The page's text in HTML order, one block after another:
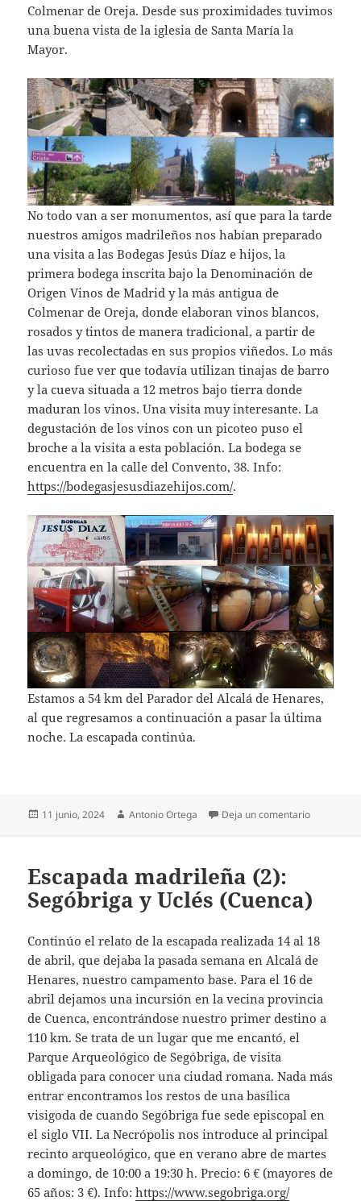
Colmenar de Oreja. Desde sus proximidades tuvimos
una buena vista de la iglesia de Santa María la
Mayor.
No todo van a ser monumentos, así que para la tarde
nuestros amigos madrileños nos habían preparado
una visita a las Bodegas Jesús Díaz e hijos, la
primera bodega inscrita bajo la Denominación de
Origen Vinos de Madrid y la más antigua de
Colmenar de Oreja, donde elaboran vinos blancos,
rosados y tintos de manera tradicional, a partir de
las uvas recolectadas en sus propios viñedos. Lo más
curioso fue ver que todavía utilizan tinajas de barro
y la cueva situada a 12 metros bajo tierra donde
maduran los vinos. Una visita muy interesante. La
degustación de los vinos con un picoteo puso el
broche a la visita a esta población. La bodega se
encuentra en la calle del Convento, 38. Info:
https://bodegasjesusdiazehijos.com/.
Estamos a 54 km del Parador del Alcalá de Henares,
al que regresamos a continuación a pasar la última
noche. La escapada continúa.
Publicado
11 junio, 2024 Autor
Antonio Ortega Deja un comentarioen
Escapada madrileña (2):
Segóbriga y Uclés (Cuenca)
Continúo el relato de la escapada realizada 14 al 18
de abril, que dejaba la pasada semana en Alcalá de
Henares, nuestro campamento base. Para el 16 de
abril dejamos una incursión en la vecina provincia
de Cuenca, encontrándose nuestro primer destino a
110 km. Se trata de un lugar que me encantó, el
Parque Arqueológico de Segóbriga, de visita
obligada para conocer una ciudad romana. Nada más
entrar encontramos los restos de una basílica
visigoda de cuando Segóbriga fue sede episcopal en
el siglo VII. La Necrópolis nos introduce al principal
recinto arqueológico, que en verano abre de martes
a domingo, de 10:00 a 19:30 h. Precio: 6 € (mayores de
65 años: 3 €). Info:https://www.segobriga.org/